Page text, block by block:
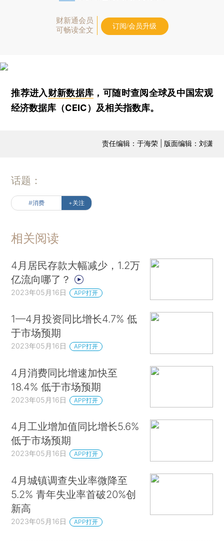
财新通会员
可畅读全文
订阅/会员升级
推荐进入财新数据库 ，可随时查阅全球及中国宏观
经济数据库（CEIC）及相关指数库。
责任编辑：于海荣 | 版面编辑：刘潇
话题：
#消费 +关注
相关阅读
4月居民存款大幅减少，1.2万
亿流向哪了？
2023年05月16日 APP打开
1—4月投资同比增长4.7% 低
于市场预期
2023年05月16日 APP打开
4月消费同比增速加快至
18.4% 低于市场预期
2023年05月16日 APP打开
4月工业增加值同比增长5.6%
低于市场预期
2023年05月16日 APP打开
4月城镇调查失业率微降至
5.2% 青年失业率首破20%创
新高
2023年05月16日 APP打开